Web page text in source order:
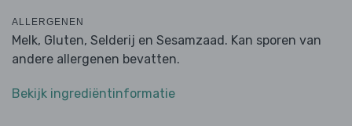
ALLERGENEN
Melk, Gluten, Selderij en Sesamzaad. Kan sporen van
andere allergenen bevatten.
Bekijk ingrediëntinformatie